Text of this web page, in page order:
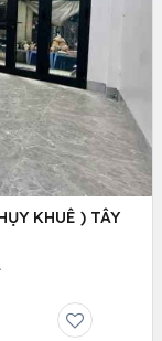
KHUÊ ) TÂY